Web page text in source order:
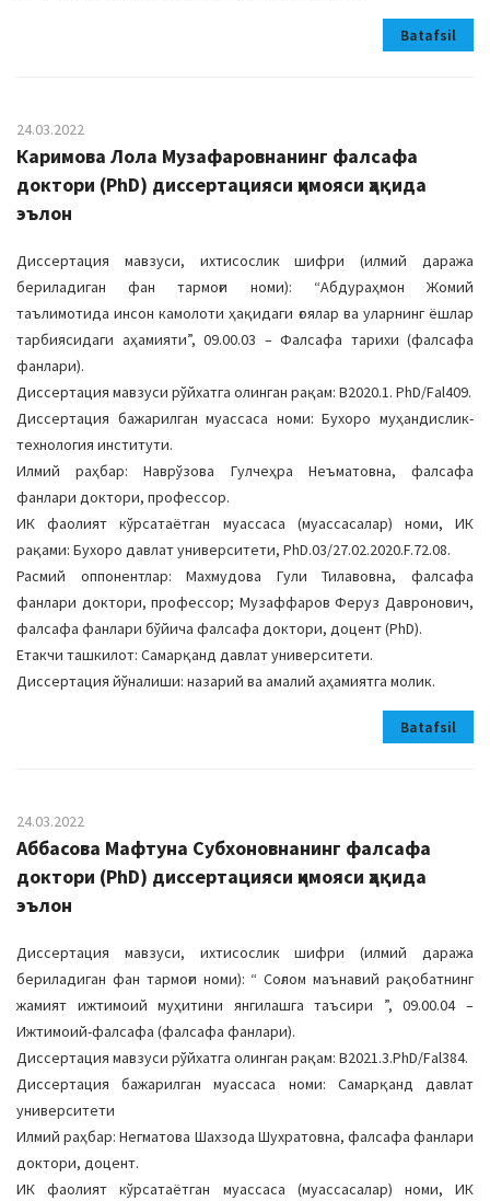
Batafsil
24.03.2022
Каримова Лола Музафаровнанинг фалсафа
дoктoри (PhD) диссeртацияси ҳимoяси ҳақида
эълoн
Диссертация мавзуси, ихтисослик шифри (илмий даража
бериладиган фан тармоғи номи): “Абдураҳмон Жомий
таълимотида инсон камолоти ҳақидаги ғоялар ва уларнинг ёшлар
тарбиясидаги аҳамияти”, 09.00.03 – Фалсафа тарихи (фалсафа
фанлари).
Диссертация мавзуси рўйхатга олинган рақам: В2020.1. PhD/Fal409.
Диссертация бажарилган муассаса номи: Бухоро муҳандислик-
технология институти.
Илмий раҳбар: Наврўзова Гулчеҳра Неъматовна, фалсафа
фанлари доктори, профессор.
ИК фаолият кўрсатаётган муассаса (муассасалар) номи, ИК
рақами: Бухоро давлат университети, РhD.03/27.02.2020.F.72.08.
Расмий оппонентлар: Махмудова Гули Тилавовна, фалсафа
фанлари доктори, профессор; Музаффаров Феруз Давронович,
фалсафа фанлари бўйича фалсафа доктори, доцент (PhD).
Етакчи ташкилот: Самарқанд давлат университети.
Диссертация йўналиши: назарий ва амалий аҳамиятга молик.
Batafsil
24.03.2022
Аббасова Мафтуна Субхоновнанинг фалсафа
дoктoри (PhD) диссeртацияси ҳимoяси ҳақида
эълoн
Диссертация мавзуси, ихтисослик шифри (илмий даража
бериладиган фан тармоғи номи): “ Соғлом маънавий рақобатнинг
жамият ижтимоий муҳитини янгилашга таъсири ”, 09.00.04 –
Ижтимоий-фалсафа (фалсафа фанлари).
Диссертация мавзуси рўйхатга олинган рақам: B2021.3.PhD/Fal384.
Диссертация бажарилган муассаса номи: Самарқанд давлат
университети
Илмий раҳбар: Негматова Шахзода Шухратовна, фалсафа фанлари
доктори, доцент.
ИК фаолият кўрсатаётган муассаса (муассасалар) номи, ИК